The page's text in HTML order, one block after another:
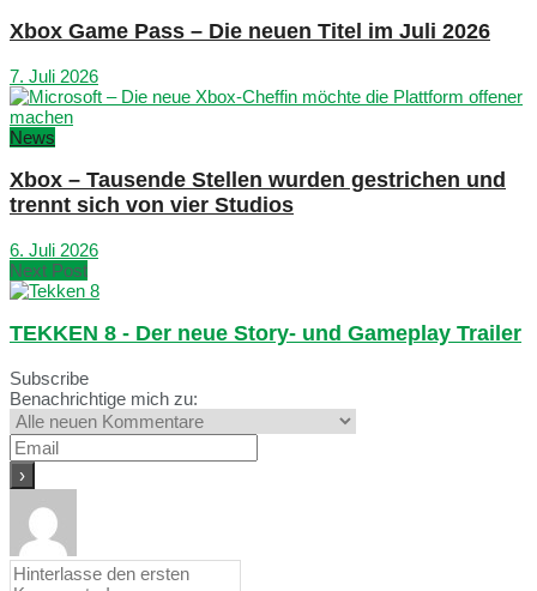
Xbox Game Pass – Die neuen Titel im Juli 2026
7. Juli 2026
News
Xbox – Tausende Stellen wurden gestrichen und
trennt sich von vier Studios
6. Juli 2026
Next Post
TEKKEN 8 - Der neue Story- und Gameplay Trailer
Subscribe
Benachrichtige mich zu: